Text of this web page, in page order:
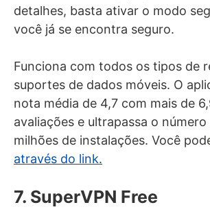
detalhes, basta ativar o modo
você já se encontra seguro.
Funciona com todos os tipos de
suportes de dados móveis. O
nota média de 4,7 com mais de
avaliações e ultrapassa o número
milhões de instalações. Você
através do link.
7. SuperVPN Free